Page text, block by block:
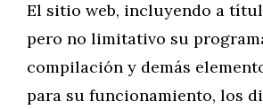
El sitio web, incluyendo a
pero no limitativo su
compilación y demás
para su funcionamiento, los